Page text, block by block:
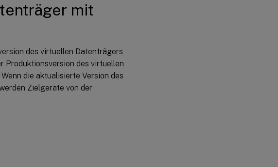
mit
des virtuellen Datenträgers
Produktionsversion des virtuellen
die aktualisierte Version des
Zielgeräte von der